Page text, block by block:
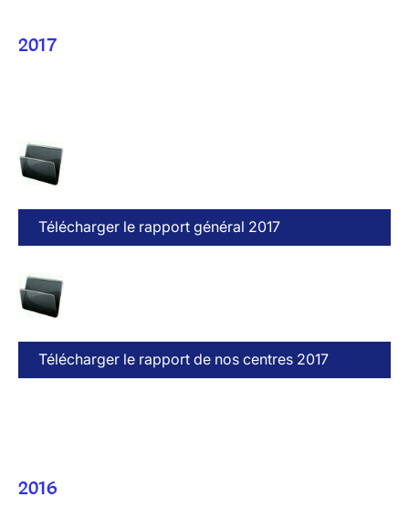
2017
Télécharger le rapport général 2017
Télécharger le rapport de nos centres 2017
2016